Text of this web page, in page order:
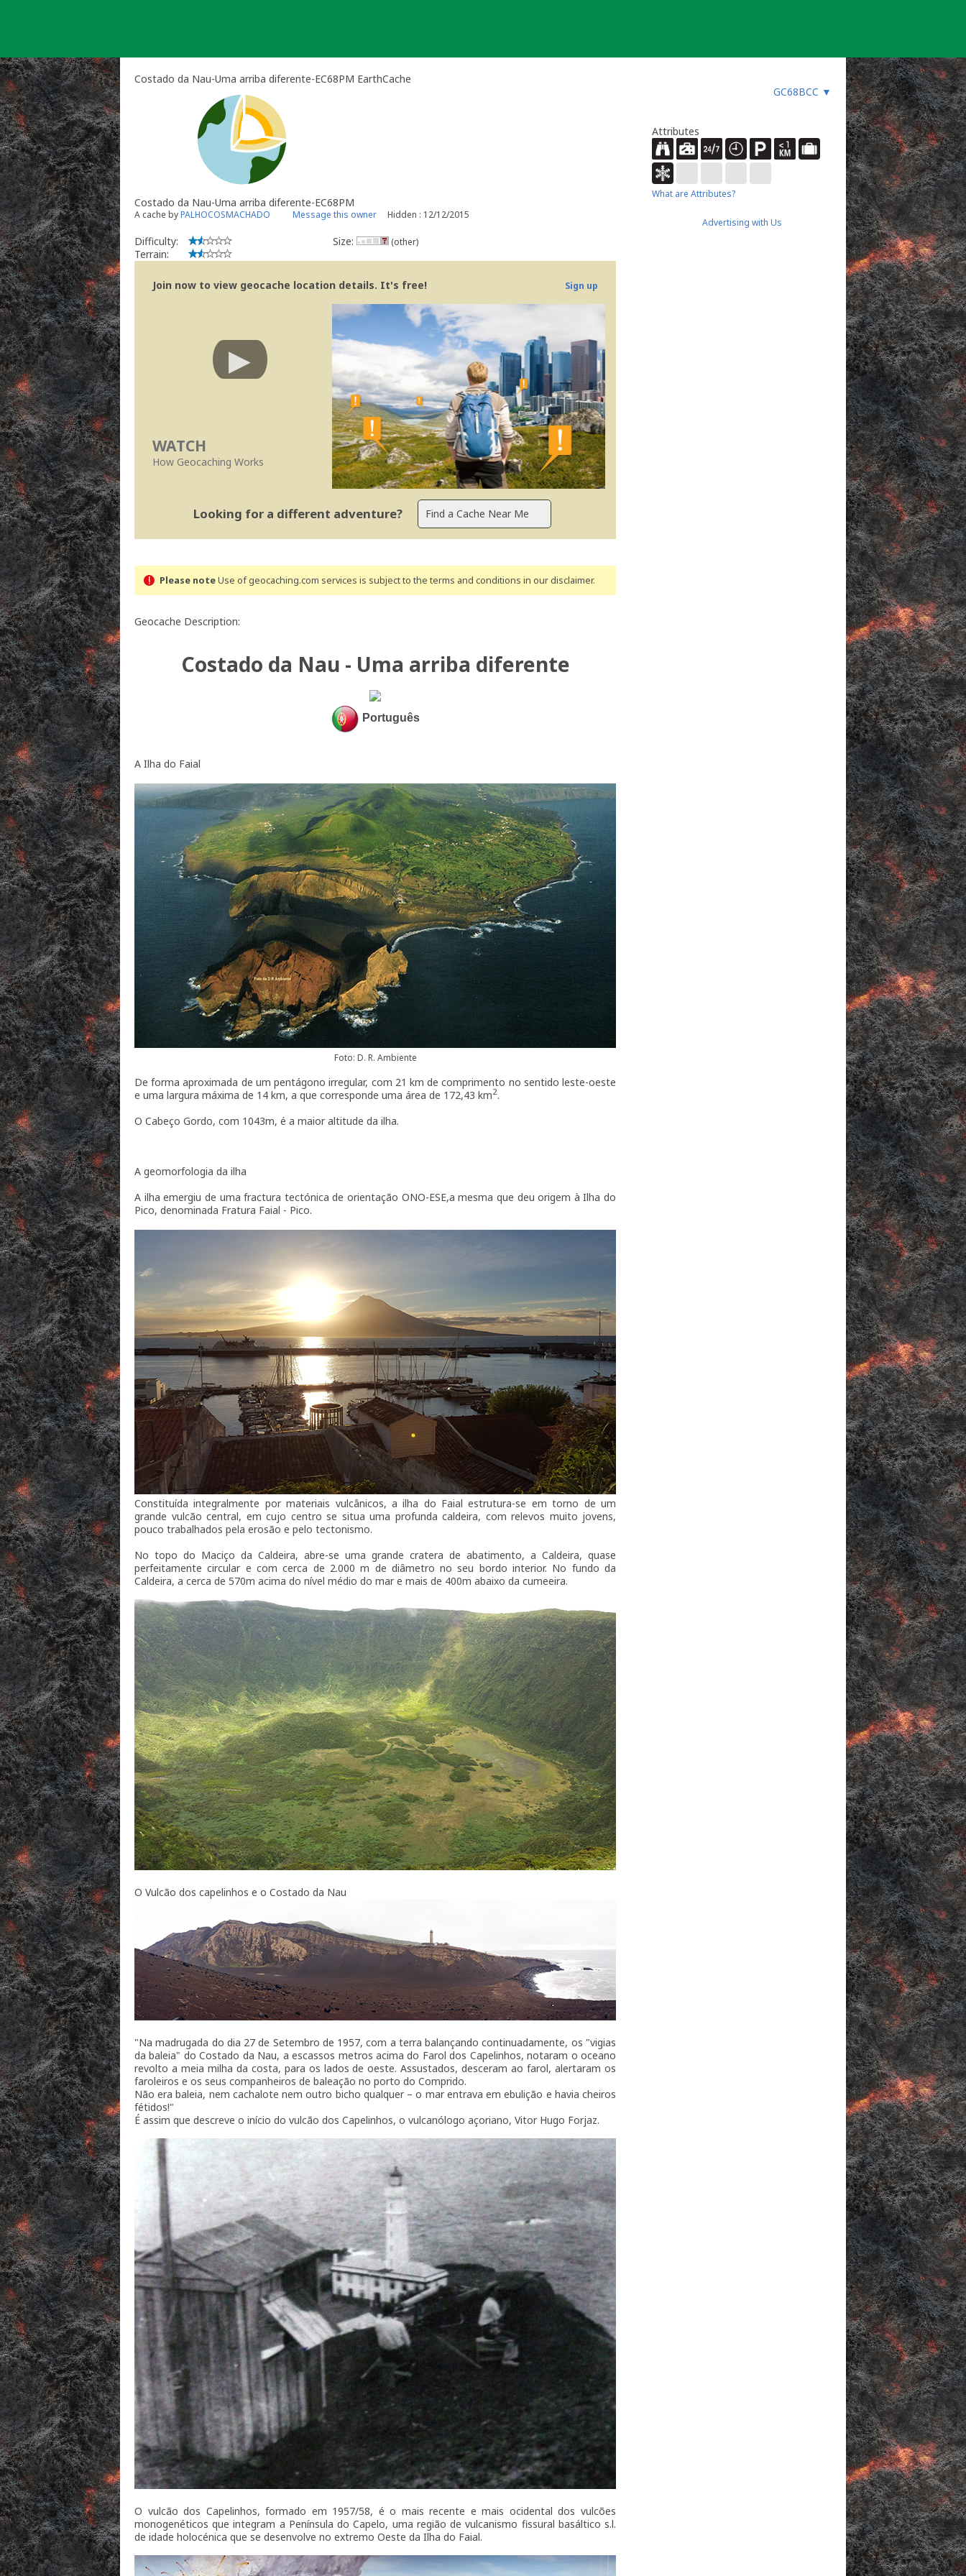
Costado da Nau-Uma arriba diferente-EC68PM EarthCache
GC68BCC ▼
Costado da Nau-Uma arriba diferente-EC68PM
A cache byPALHOCOSMACHADO Message this owner Hidden : 12/12/2015
Difficulty:
Terrain:
Size: (other)
Join now to view geocache location details. It's free! Sign up
WATCH
How Geocaching Works
Looking for a different adventure?
Please noteUse of geocaching.com services is subject to the terms and conditions in our disclaimer.
Geocache Description:
Costado da Nau - Uma arriba diferente
Português
A Ilha do Faial
Foto: D. R. Ambiente
De forma aproximada de um pentágono irregular, com 21 km de comprimento no sentido leste-oeste
e uma largura máxima de 14 km, a que corresponde uma área de 172,43 km2.
O Cabeço Gordo, com 1043m, é a maior altitude da ilha.
A geomorfologia da ilha
A ilha emergiu de uma fractura tectónica de orientação ONO-ESE,a mesma que deu origem à Ilha do
Pico, denominada Fratura Faial - Pico.
Constituída integralmente por materiais vulcânicos, a ilha do Faial estrutura-se em torno de um
grande vulcão central, em cujo centro se situa uma profunda caldeira, com relevos muito jovens,
pouco trabalhados pela erosão e pelo tectonismo.
No topo do Maciço da Caldeira, abre-se uma grande cratera de abatimento, a Caldeira, quase
perfeitamente circular e com cerca de 2.000 m de diâmetro no seu bordo interior. No fundo da
Caldeira, a cerca de 570m acima do nível médio do mar e mais de 400m abaixo da cumeeira.
O Vulcão dos capelinhos e o Costado da Nau
"Na madrugada do dia 27 de Setembro de 1957, com a terra balançando continuadamente, os "vigias
da baleia" do Costado da Nau, a escassos metros acima do Farol dos Capelinhos, notaram o oceano
revolto a meia milha da costa, para os lados de oeste. Assustados, desceram ao farol, alertaram os
faroleiros e os seus companheiros de baleação no porto do Comprido.
Não era baleia, nem cachalote nem outro bicho qualquer – o mar entrava em ebulição e havia cheiros
fétidos!"
É assim que descreve o início do vulcão dos Capelinhos, o vulcanólogo açoriano, Vitor Hugo Forjaz.
O vulcão dos Capelinhos, formado em 1957/58, é o mais recente e mais ocidental dos vulcões
monogenéticos que integram a Península do Capelo, uma região de vulcanismo fissural basáltico s.l.
de idade holocénica que se desenvolve no extremo Oeste da Ilha do Faial.
Attributes
What are Attributes?
Advertising with Us